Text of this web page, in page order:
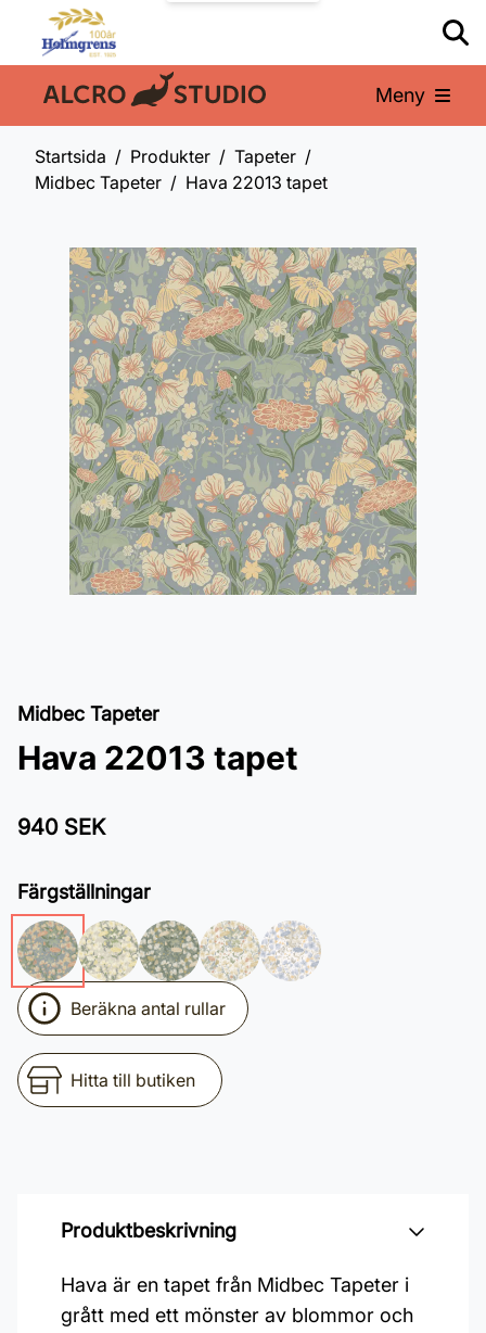
En del av: Meny
Startsida Produkter
Tapeter
Midbec Tapeter
Hava 22013 tapet
Midbec Tapeter
Hava 22013 tapet
940 SEK
Färgställningar
Beräkna antal rullar
Hitta till butiken
Produktbeskrivning
Hava är en tapet från Midbec Tapeter i
grått med ett mönster av blommor och